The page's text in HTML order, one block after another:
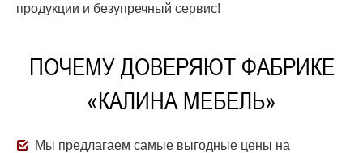
продукции и безупречный сервис!
ПОЧЕМУ ДОВЕРЯЮТ ФАБРИКЕ
«КАЛИНА МЕБЕЛЬ»
Мы предлагаем самые выгодные цены на